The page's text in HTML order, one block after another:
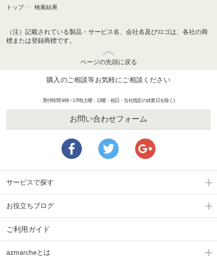
トップ >> 検索結果
（注）記載されている製品・サービス名、会社名及びロゴは、各社の商
標または登録商標です。
ページの先頭に戻る
購入のご相談等お気軽にご相談ください
受付時間 9時 ~17時(土曜・日曜・祝日・当社指定の休業日を除く)
お問い合わせフォーム
サービスで探す
お役立ちブログ
ご利用ガイド
azmarcheとは